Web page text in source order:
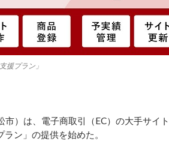
援プラン」
）は、電子商取引（EC）の大手サイ
ン」の提供を始めた。